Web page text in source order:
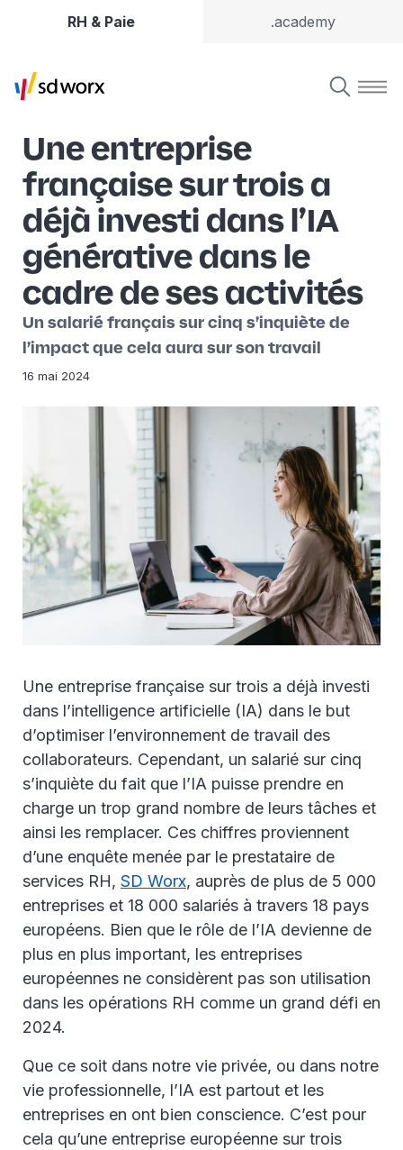
RH & Paie .academy
Une entreprise
française sur trois a
déjà investi dans l’IA
générative dans le
cadre de ses activités
Un salarié français sur cinq s’inquiète de
l’impact que cela aura sur son travail
16 mai 2024
Une entreprise française sur trois a déjà investi
dans l’intelligence artificielle (IA) dans le but
d’optimiser l’environnement de travail des
collaborateurs. Cependant, un salarié sur cinq
s’inquiète du fait que l’IA puisse prendre en
charge un trop grand nombre de leurs tâches et
ainsi les remplacer. Ces chiffres proviennent
d’une enquête menée par le prestataire de
services RH, SD Worx, auprès de plus de 5 000
entreprises et 18 000 salariés à travers 18 pays
européens. Bien que le rôle de l’IA devienne de
plus en plus important, les entreprises
européennes ne considèrent pas son utilisation
dans les opérations RH comme un grand défi en
2024.
Que ce soit dans notre vie privée, ou dans notre
vie professionnelle, l’IA est partout et les
entreprises en ont bien conscience. C’est pour
cela qu’une entreprise européenne sur trois